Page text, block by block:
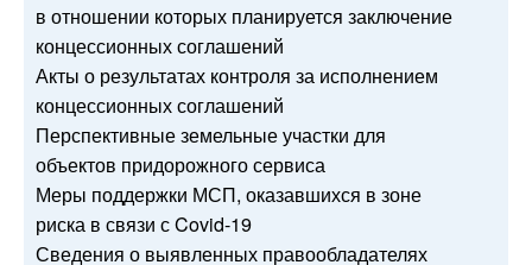
в отношении которых планируется заключение
концессионных соглашений
Акты о результатах контроля за исполнением
концессионных соглашений
Перспективные земельные участки для
объектов придорожного сервиса
Меры поддержки МСП, оказавшихся в зоне
риска в связи с Covid-19
Сведения о выявленных правообладателях